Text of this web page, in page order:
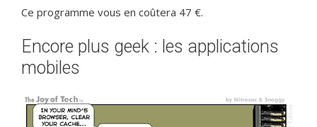
Ce programme vous en coûtera 47 €.
Encore plus geek : les applications
mobiles